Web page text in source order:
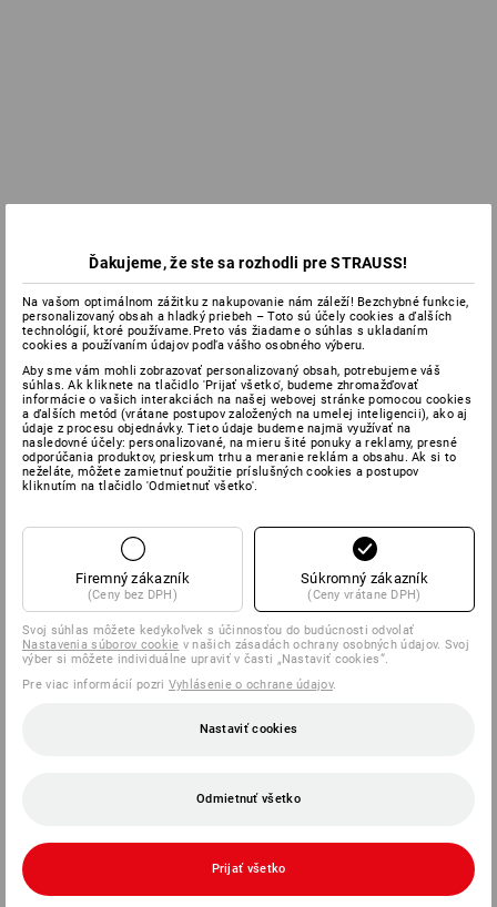
Ďakujeme, že ste sa rozhodli pre STRAUSS!
Na vašom optimálnom zážitku z nakupovanie nám záleží! Bezchybné funkcie,
personalizovaný obsah a hladký priebeh – Toto sú účely cookies a ďalších
technológií, ktoré používame.Preto vás žiadame o súhlas s ukladaním
cookies a používaním údajov podľa vášho osobného výberu.
Aby sme vám mohli zobrazovať personalizovaný obsah, potrebujeme váš
súhlas. Ak kliknete na tlačidlo 'Prijať všetko', budeme zhromažďovať
informácie o vašich interakciách na našej webovej stránke pomocou cookies
a ďalších metód (vrátane postupov založených na umelej inteligencii), ako aj
údaje z procesu objednávky. Tieto údaje budeme najmä využívať na
nasledovné účely: personalizované, na mieru šité ponuky a reklamy, presné
odporúčania produktov, prieskum trhu a meranie reklám a obsahu. Ak si to
neželáte, môžete zamietnuť použitie príslušných cookies a postupov
kliknutím na tlačidlo 'Odmietnuť všetko'.
Firemný zákazník
(Ceny bez DPH)
Súkromný zákazník
(Ceny vrátane DPH)
Svoj súhlas môžete kedykoľvek s účinnosťou do budúcnosti odvolať
Nastavenia súborov cookie v našich zásadách ochrany osobných údajov. Svoj
výber si môžete individuálne upraviť v časti „Nastaviť cookies“.
Pre viac informácií pozri Vyhlásenie o ochrane údajov.
Nastaviť cookies
Odmietnuť všetko
Prijať všetko